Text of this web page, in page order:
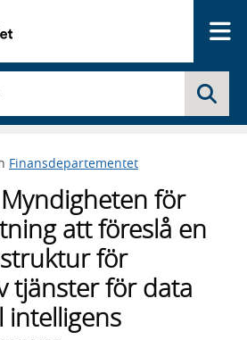
Finansdepartementet
för
att föreslå en
för
tjänster för data
intelligens